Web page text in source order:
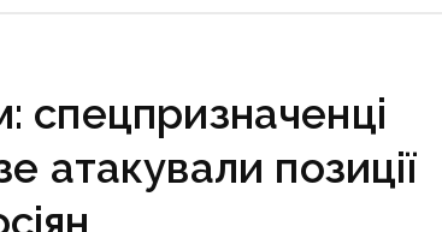
спецпризначенці
атакували позиції